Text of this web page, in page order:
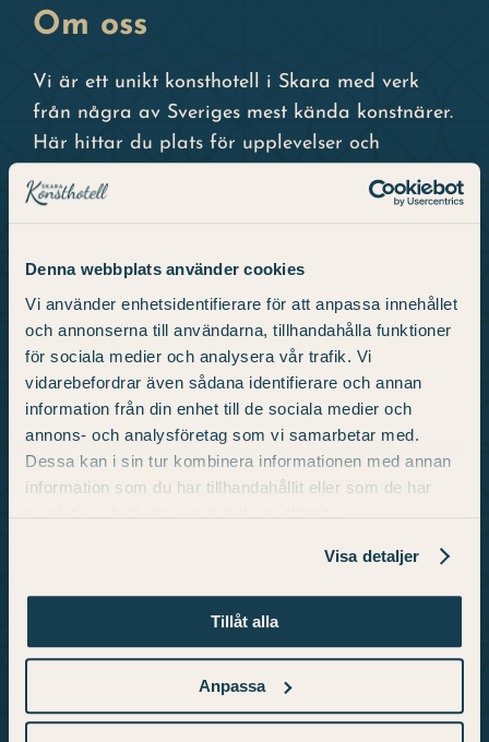
Denna webbplats använder cookies
Vi använder enhetsidentifierare för att anpassa innehållet
och annonserna till användarna, tillhandahålla funktioner
för sociala medier och analysera vår trafik. Vi
vidarebefordrar även sådana identifierare och annan
information från din enhet till de sociala medier och
annons- och analysföretag som vi samarbetar med.
Dessa kan i sin tur kombinera informationen med annan
information som du har tillhandahållit eller som de har
Visa detaljer
Tillåt alla
Anpassa
Konst
Om hotellet
Om oss
Vi är ett unikt konsthotell i Skara med verk
från några av Sveriges mest kända konstnärer.
Här hittar du plats för upplevelser och
beundran med 98 hotellrum, restaurang, gym
och konsthall.
Info
Hitta hit och kontakt
Öppettider
Frågor och svar
Integritetspolicy
Bokningsvillkor
Boka boende
Paket och erbjudanden
Laddstolpar